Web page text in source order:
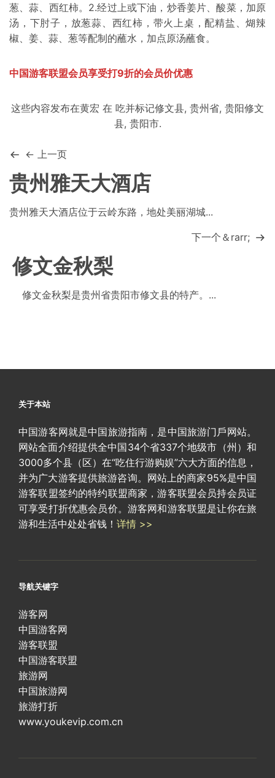
葱、蒜、西红柿。2.经过上或下油，炒香姜片、酸菜，加原
汤，下肘子，放葱蒜、西红柿，带火上桌，配精盐、煳辣
椒、姜、蒜、葱等配制的蘸水 ，加点原汤蘸食。
中国游客联盟会员享受打9折的会员价优惠
这些内容发布在黄宏 在 吃并标记修文县, 贵州省, 贵阳修文
县, 贵阳市.
← 上一页
贵州雅天大酒店
贵州雅天大酒店位于云岭东路，地处美丽湖城...
下一个＆rarr;
修文金秋梨
修文金秋梨是贵州省贵阳市修文县的特产。...
关于本站
中国游客网就是中国旅游指南，是中国旅游门戶网站。
网站全面介绍提供全中国34个省337个地级市（州）和
3000多个县（区）在“吃住行游购娱”六大方面的信息，
并为广大游客提供旅游咨询。网站上的商家95%是中国
游客联盟签约的特约联盟商家，游客联盟会员持会员证
可享受打折优惠会员价。游客网和游客联盟是让你在旅
游和生活中处处省钱！ 详情 >>
导航关键字
游客网
中国游客网
游客联盟
中国游客联盟
旅游网
中国旅游网
旅游打折
www.youkevip.com.cn